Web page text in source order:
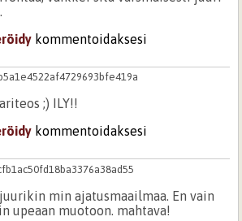
kommentoidaksesi
;) ILY!!
kommentoidaksesi
min ajatusmaailmaa. En vain
upeaan muotoon. mahtava!